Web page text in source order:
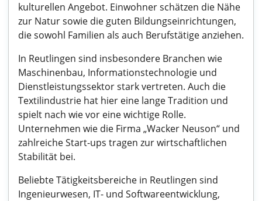
kulturellen Angebot. Einwohner schätzen die Nähe
zur Natur sowie die guten Bildungseinrichtungen,
die sowohl Familien als auch Berufstätige anziehen.
In Reutlingen sind insbesondere Branchen wie
Maschinenbau, Informationstechnologie und
Dienstleistungssektor stark vertreten. Auch die
Textilindustrie hat hier eine lange Tradition und
spielt nach wie vor eine wichtige Rolle.
Unternehmen wie die Firma „Wacker Neuson“ und
zahlreiche Start-ups tragen zur wirtschaftlichen
Stabilität bei.
Beliebte Tätigkeitsbereiche in Reutlingen sind
Ingenieurwesen, IT- und Softwareentwicklung,